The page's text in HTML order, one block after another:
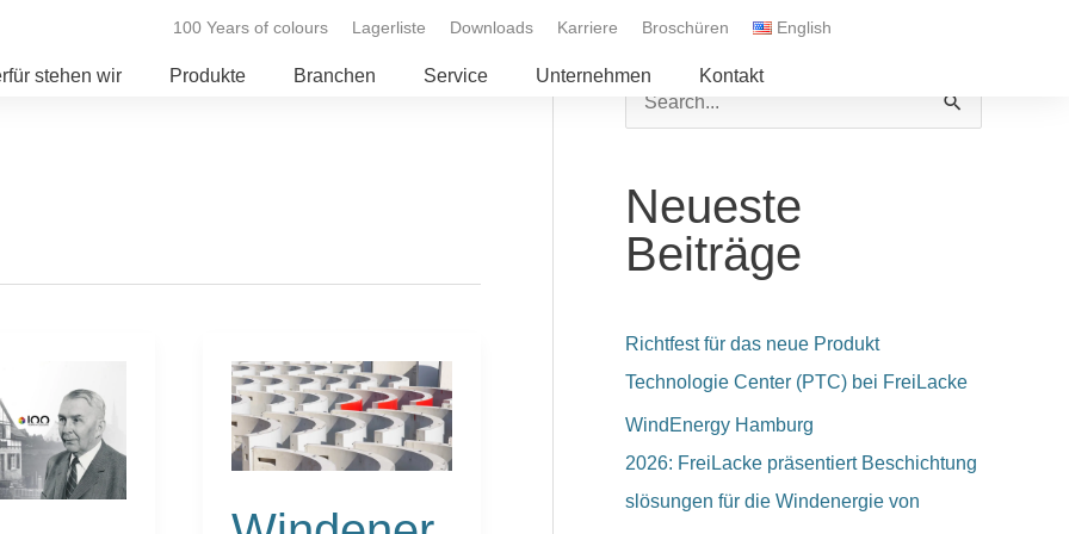
100 Years of colours Lagerliste Downloads Karriere Broschüren English
stehen wir Produkte Branchen Service Unternehmen Kontakt
Windenergie:
Die
Turmproduktion
beschleunigen
c
h
e
n
a
c
h
Neueste
Beiträge
Richtfest für das neue Produkt
Technologie Center (PTC) bei FreiLacke
WindEnergy Hamburg
2026: FreiLacke präsentiert Beschichtung
slösungen für die Windenergie von